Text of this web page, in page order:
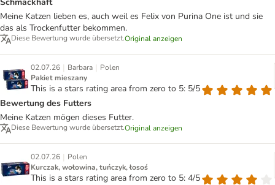
Schmackhaft
Meine Katzen lieben es, auch weil es Felix von Purina One ist und sie
das als Trockenfutter bekommen.
Diese Bewertung wurde übersetzt.Original anzeigen
02.07.26 | Barbara | Polen
Pakiet mieszany
This is a stars rating area from zero to 5: 5/5
Bewertung des Futters
Meine Katzen mögen dieses Futter.
Diese Bewertung wurde übersetzt.Original anzeigen
02.07.26 | Polen
Kurczak, wołowina, tuńczyk, łosoś
This is a stars rating area from zero to 5: 4/5